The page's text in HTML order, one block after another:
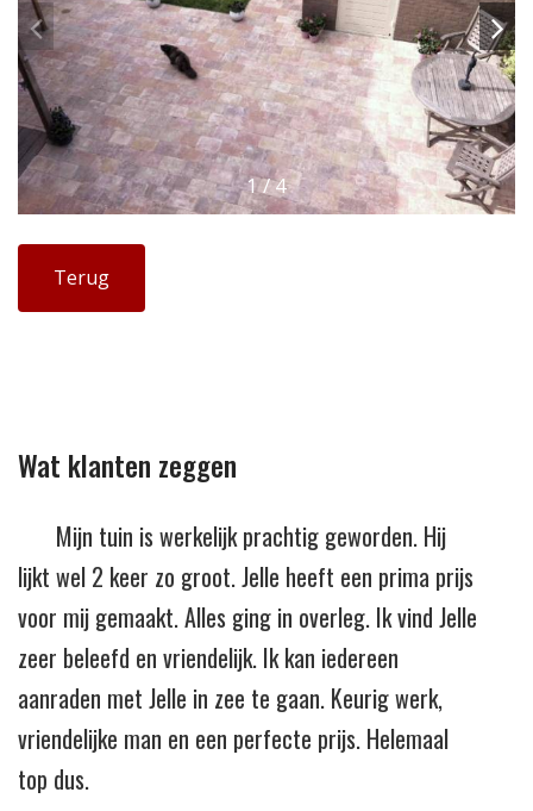
1/4
Terug
Wat klanten zeggen
Mijn tuin is werkelijk prachtig geworden. Hij
lijkt wel 2 keer zo groot. Jelle heeft een prima prijs
voor mij gemaakt. Alles ging in overleg. Ik vind Jelle
zeer beleefd en vriendelijk. Ik kan iedereen
aanraden met Jelle in zee te gaan. Keurig werk,
vriendelijke man en een perfecte prijs. Helemaal
top dus.